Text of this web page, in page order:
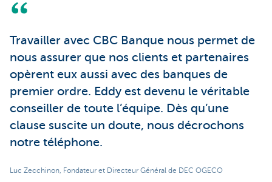
Travailler avec CBC Banque nous permet de
nous assurer que nos clients et partenaires
opèrent eux aussi avec des banques de
premier ordre. Eddy est devenu le véritable
conseiller de toute l’équipe. Dès qu’une
clause suscite un doute, nous décrochons
notre téléphone.
Luc Zecchinon, Fondateur et Directeur Général de DEC OGECO